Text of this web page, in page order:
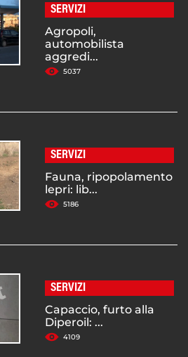
SERVIZI
Agropoli,
automobilista
aggredi...
5037
SERVIZI
Fauna, ripopolamento
lepri: lib...
5186
SERVIZI
Capaccio, furto alla
Diperoil: ...
4109